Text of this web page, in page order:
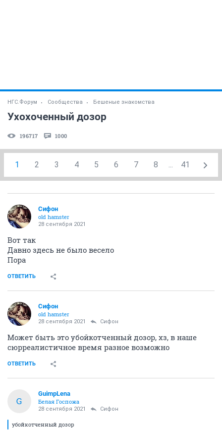
НГС.Форум Сообщества Бешеные знакомства
Ухохоченный дозор
196717 1000
1 2 3 4 5 6 7 8 ... 41
Сифон
old hamster
28 сентября 2021
Вот так
Давно здесь не было весело
Пора
ОТВЕТИТЬ
Сифон
old hamster
28 сентября 2021 Сифон
Может быть это убойкотченный дозор, хз, в наше
сюрреалистичное время разное возможно
ОТВЕТИТЬ
G
GuimpLena
Белая Госпожа
28 сентября 2021 Сифон
убойкотченный дозор